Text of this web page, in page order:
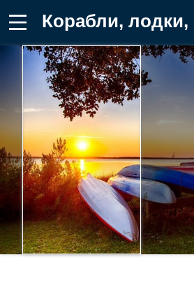
Корабли, лодки, шлюпки, закат, озеро Фотография